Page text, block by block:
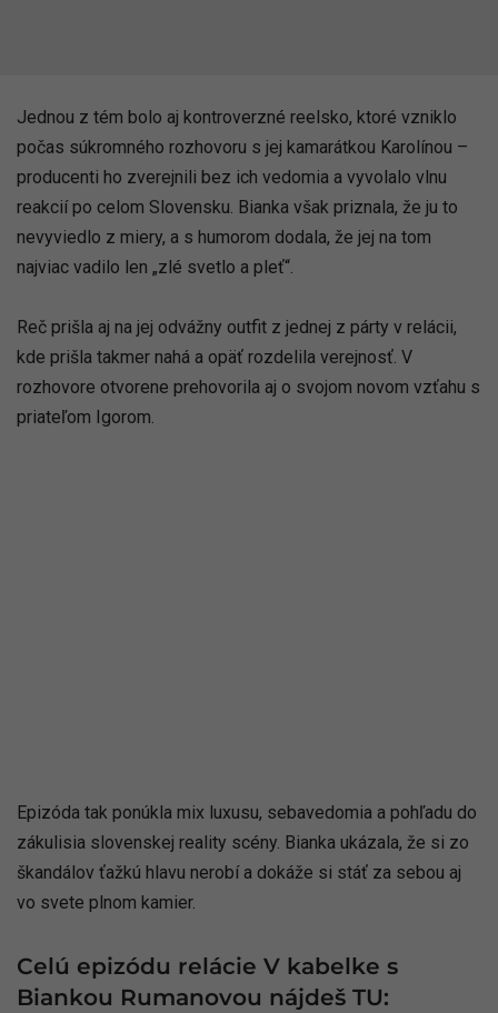
Jednou z tém bolo aj kontroverzné reelsko, ktoré vzniklo
počas súkromného rozhovoru s jej kamarátkou Karolínou –
producenti ho zverejnili bez ich vedomia a vyvolalo vlnu
reakcií po celom Slovensku. Bianka však priznala, že ju to
nevyviedlo z miery, a s humorom dodala, že jej na tom
najviac vadilo len „zlé svetlo a pleť“.
Reč prišla aj na jej odvážny outfit z jednej z párty v relácii,
kde prišla takmer nahá a opäť rozdelila verejnosť. V
rozhovore otvorene prehovorila aj o svojom novom vzťahu s
priateľom Igorom.
Epizóda tak ponúkla mix luxusu, sebavedomia a pohľadu do
zákulisia slovenskej reality scény. Bianka ukázala, že si zo
škandálov ťažkú hlavu nerobí a dokáže si stáť za sebou aj
vo svete plnom kamier.
Celú epizódu relácie V kabelke s
Biankou Rumanovou nájdeš TU: